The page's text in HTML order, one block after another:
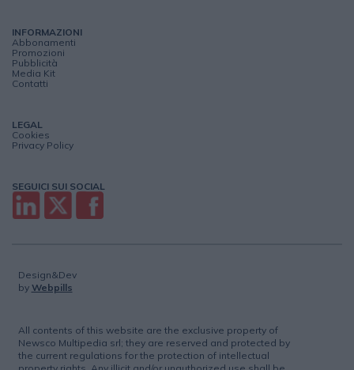
INFORMAZIONI
Abbonamenti
Promozioni
Pubblicità
Media Kit
Contatti
LEGAL
Cookies
Privacy Policy
SEGUICI SUI SOCIAL
Design&Dev
by Webpills
All contents of this website are the exclusive property of
Newsco Multipedia srl; they are reserved and protected by
the current regulations for the protection of intellectual